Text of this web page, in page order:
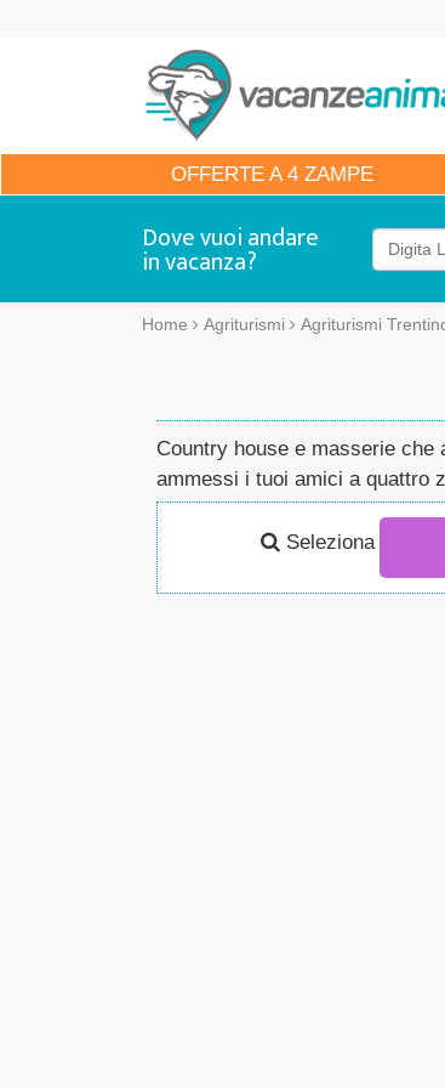
OFFERTEA 4 ZAMPE
Dove vuoi andare
in vacanza?
Home Agriturismi Agriturismi
Country house e masserie
ammessi i tuoi amici a quattro
Seleziona